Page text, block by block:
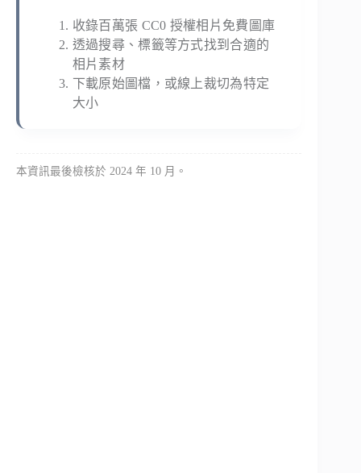
收錄百萬張 CC0 授權相片免費圖庫
透過搜尋、標籤等方式找到合適的
相片素材
下載原始圖檔，或線上裁切為特定
大小
本資訊最後檢核於 2024 年 10 月。